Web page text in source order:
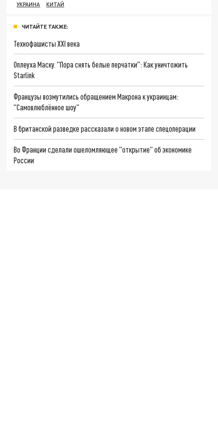
УКРАИНА
КИТАЙ
ЧИТАЙТЕ ТАКЖЕ:
Технофашисты XXI века
Оплеуха Маску. "Пора снять белые перчатки": Как уничтожить
Starlink
Французы возмутились обращением Макрона к украинцам:
"Самовлюблённое шоу"
В британской разведке рассказали о новом этапе спецоперации
Во Франции сделали ошеломляющее "открытие" об экономике
России